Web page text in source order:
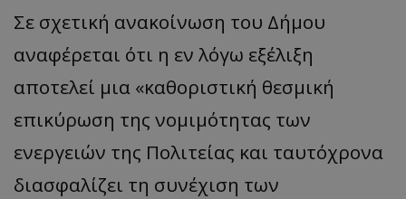
Σε σχετική ανακοίνωση του Δήμου
αναφέρεται ότι η εν λόγω εξέλιξη
αποτελεί μια «καθοριστική θεσμική
επικύρωση της νομιμότητας των
ενεργειών της Πολιτείας και ταυτόχρονα
διασφαλίζει τη συνέχιση των